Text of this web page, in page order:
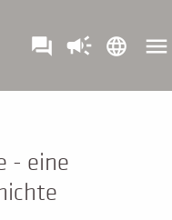
question_answer campaign language menu
- eine